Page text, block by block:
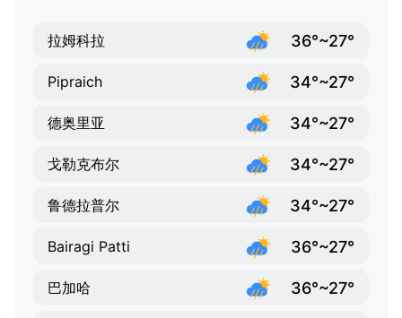
拉姆科拉 36°~27°
Pipraich 34°~27°
德奥里亚 34°~27°
戈勒克布尔 34°~27°
鲁德拉普尔 34°~27°
Bairagi Patti 36°~27°
巴加哈 36°~27°